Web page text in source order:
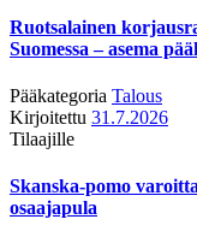
Ruotsalainen
Suomessa – asema
Pääkategoria Talous
Kirjoitettu 31.7.2026
Tilaajille
Skanska-pomo
osaajapula